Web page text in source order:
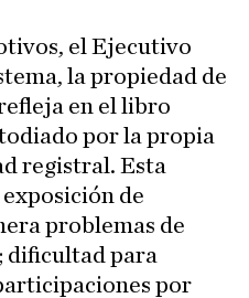
el Ejecutivo
la propiedad de
en el libro
por la propia
registral. Esta
de
problemas de
dificultad para
por